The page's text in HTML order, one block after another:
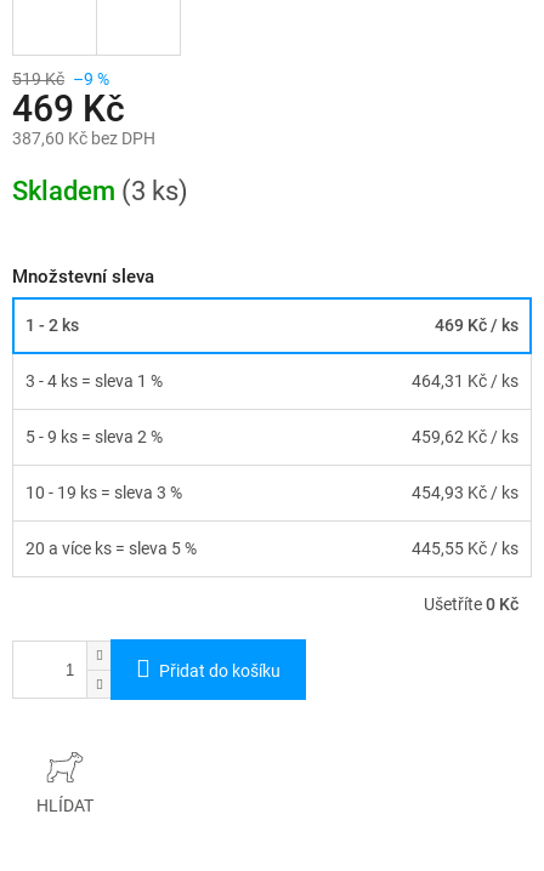
519 Kč –9 %
469 Kč
387,60 Kč bez DPH
cena:
Skladem (3 ks)
Množstevní sleva
1 - 2 ks 469 Kč/ ks
3 - 4 ks = sleva 1 % 464,31 Kč/ ks
5 - 9 ks = sleva 2 % 459,62 Kč/ ks
10 - 19 ks = sleva 3 % 454,93 Kč/ ks
20 a více ks = sleva 5 % 445,55 Kč/ ks
Ušetříte0 Kč
Přidat do košíku
HLÍDAT